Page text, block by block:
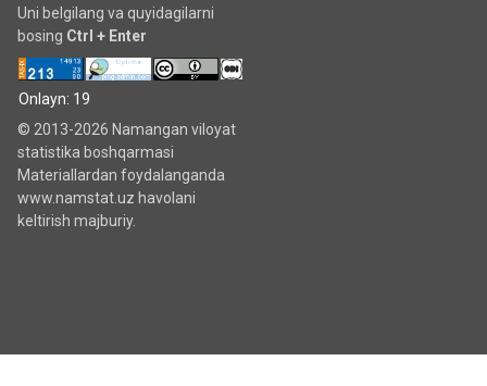
Uni belgilang va quyidagilarni
bosing Ctrl + Enter
Onlayn: 19
© 2013-2026 Namangan viloyat
statistika boshqarmasi
Materiallardan foydalanganda
www.namstat.uz havolani
keltirish majburiy.